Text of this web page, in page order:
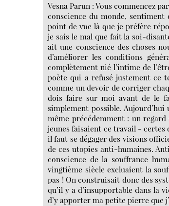
Vesna Parun : Vous commencez
conscience du monde, sentiment
point de vue là que je préfère
je sais le mal que fait la soi-
ait une conscience des choses
d’améliorer les conditions
complètement nié l’intime de
poète qui a refusé justement ce
comme un devoir de corriger
dois faire sur moi avant de le
simplement possible.
même précédemment : un
jeunes faisaient ce travail - certes
il faut se dégager des visions
de ces utopies anti-humaines.
conscience de la souffrance
vingtième siècle excluaient la
pas ! On construisait donc des
qu’il y a d’insupportable dans la
d’y apporter ma petite pierre que